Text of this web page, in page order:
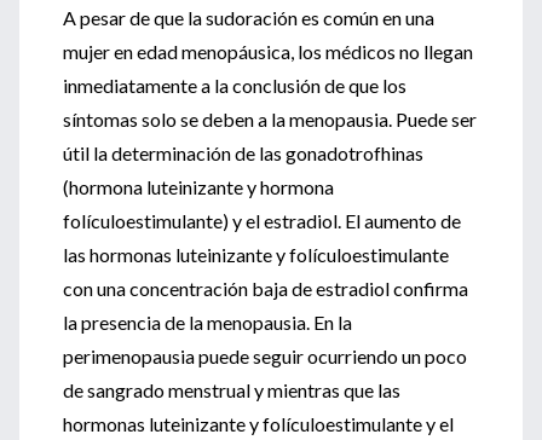
A pesar de que la sudoración es común en una
mujer en edad menopáusica, los médicos no llegan
inmediatamente a la conclusión de que los
síntomas solo se deben a la menopausia. Puede ser
útil la determinación de las gonadotrofhinas
(hormona luteinizante y hormona
folículoestimulante) y el estradiol. El aumento de
las hormonas luteinizante y folículoestimulante
con una concentración baja de estradiol confirma
la presencia de la menopausia. En la
perimenopausia puede seguir ocurriendo un poco
de sangrado menstrual y mientras que las
hormonas luteinizante y folículoestimulante y el